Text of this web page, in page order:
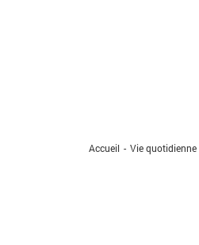
Accueil Vie quotidienne